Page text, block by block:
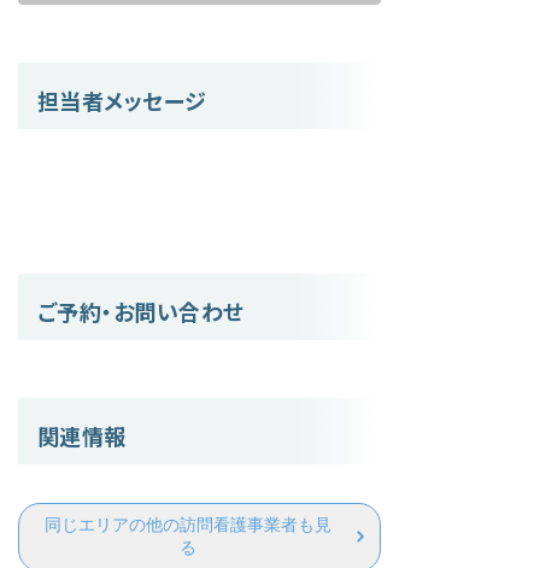
担当者メッセージ
ご予約・お問い合わせ
関連情報
同じエリアの他の訪問看護事業者も見
る